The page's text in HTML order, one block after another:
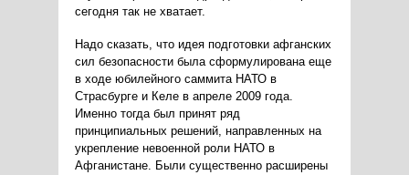
сегодня так не хватает.
Надо сказать, что идея подготовки афганских
сил безопасности была сформулирована еще
в ходе юбилейного саммита НАТО в
Страсбурге и Келе в апреле 2009 года.
Именно тогда был принят ряд
принципиальных решений, направленных на
укрепление невоенной роли НАТО в
Афганистане. Были существенно расширены